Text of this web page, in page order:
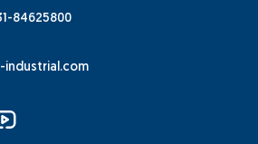
84625800
industrial.com